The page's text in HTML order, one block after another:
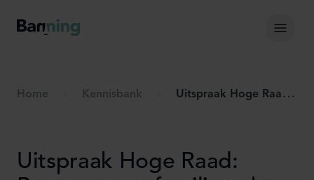
Home Kennisbank Uitspraak Hoge Raad: Personen- en familierecht. Procesrecht (ECLI:NL:HR:2025:979, 20 juni 2025, nr. 24/03184)
Uitspraak Hoge Raad: